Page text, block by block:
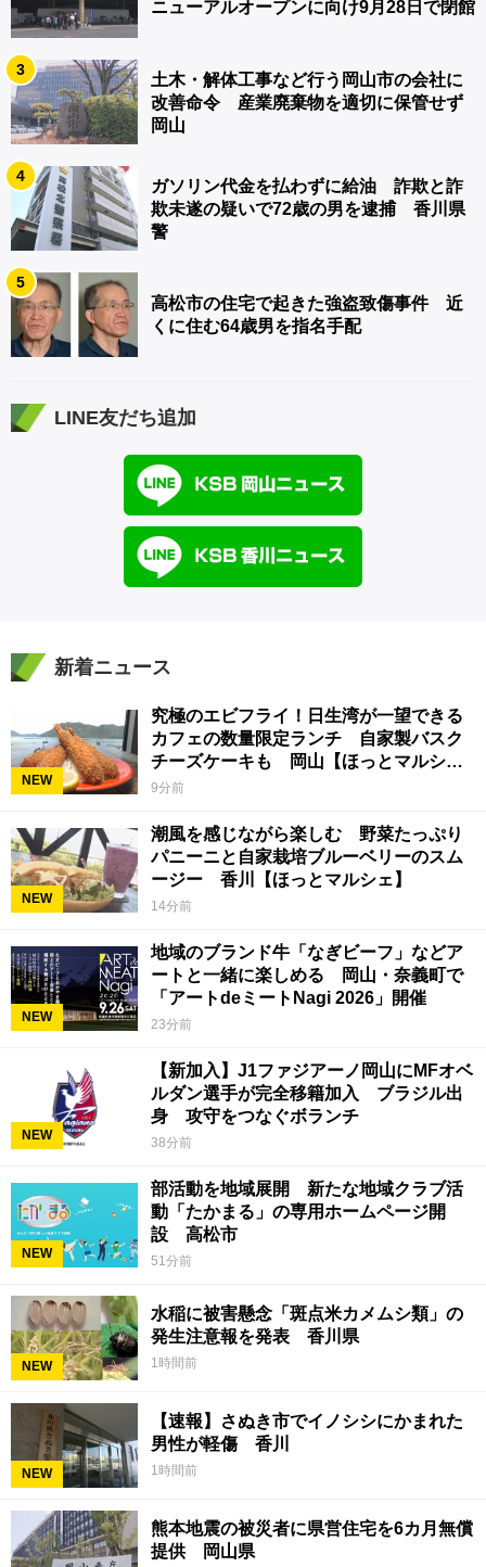
ニューアルオープンに向け9月28日で閉館
3
土木・解体工事など行う岡山市の会社に
改善命令 産業廃棄物を適切に保管せず
岡山
4
ガソリン代金を払わずに給油 詐欺と詐
欺未遂の疑いで72歳の男を逮捕 香川県
警
5
高松市の住宅で起きた強盗致傷事件 近
くに住む64歳男を指名手配
LINE友だち追加
新着ニュース
NEW
究極のエビフライ！日生湾が一望できる
カフェの数量限定ランチ 自家製バスク
チーズケーキも 岡山【ほっとマルシ
ェ】
9分前
NEW
潮風を感じながら楽しむ 野菜たっぷり
パニーニと自家栽培ブルーベリーのスム
ージー 香川【ほっとマルシェ】
14分前
NEW
地域のブランド牛「なぎビーフ」などア
ートと一緒に楽しめる 岡山・奈義町で
「アートdeミートNagi 2026」開催
23分前
NEW
【新加入】J1ファジアーノ岡山にMFオベ
ルダン選手が完全移籍加入 ブラジル出
身 攻守をつなぐボランチ
38分前
NEW
部活動を地域展開 新たな地域クラブ活
動「たかまる」の専用ホームページ開
設 高松市
51分前
NEW
水稲に被害懸念「斑点米カメムシ類」の
発生注意報を発表 香川県
1時間前
NEW
【速報】さぬき市でイノシシにかまれた
男性が軽傷 香川
1時間前
熊本地震の被災者に県営住宅を6カ月無償
提供 岡山県